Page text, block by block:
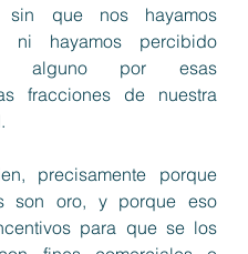
sin que nos hayamos
ni hayamos percibido
alguno por esas
fracciones de nuestra
precisamente porque
son oro, y porque eso
para que se los